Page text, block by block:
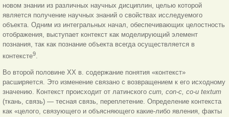
новом знании из различных научных дисциплин, целью которой
является получение научных знаний о свойствах исследуемого
объекта. Одним из интегральных начал, обеспечивающих целостность
отображения, выступает контекст как моделирующий элемент
познания, так как познание объекта всегда осуществляется в
контексте9.
Во второй половине XX в. содержание понятия «контекст»
расширяется. Это изменение связано с возвращением к его исходному
значению. Контекст происходит от латинского cum, con-c, co-u textum
(ткань, связь) — тесная связь, переплетение. Определение контекста
как «целого, связующего и объясняющего какие-либо явления, факты